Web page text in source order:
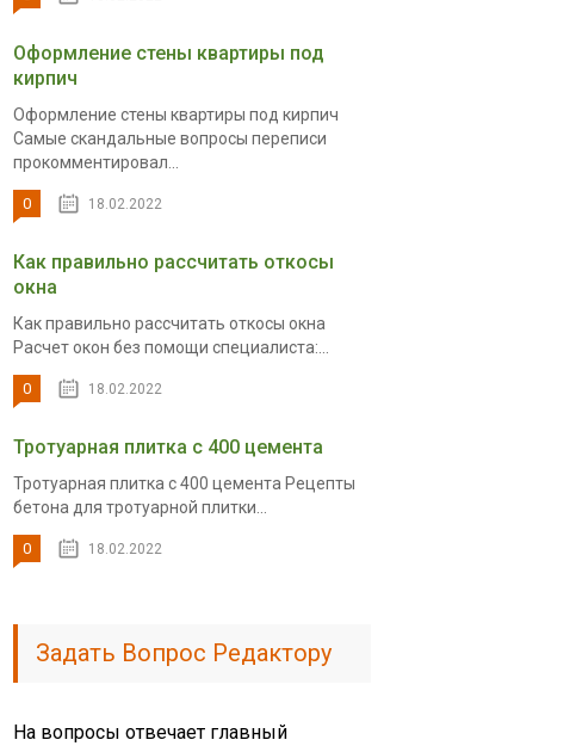
Оформление стены квартиры под
кирпич
Оформление стены квартиры под кирпич
Самые скандальные вопросы переписи
прокомментировал...
0 18.02.2022
Как правильно рассчитать откосы
окна
Как правильно рассчитать откосы окна
Расчет окон без помощи специалиста:...
0 18.02.2022
Тротуарная плитка с 400 цемента
Тротуарная плитка с 400 цемента Рецепты
бетона для тротуарной плитки...
0 18.02.2022
Задать Вопрос Редактору
На вопросы отвечает главный